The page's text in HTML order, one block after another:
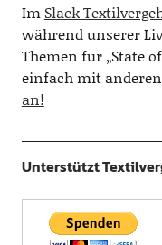
Im Slack
während unserer
Themen für „State
einfach mit
an!
Unterstützt